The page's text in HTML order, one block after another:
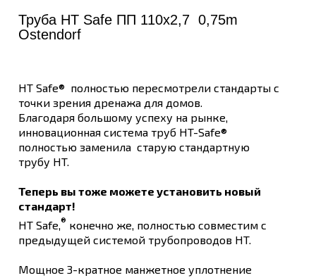
Труба HT Safe ПП 110х2,7 0,75m
Ostendorf
HT Safe® полностью пересмотрели стандарты с
точки зрения дренажа для домов.
Благодаря большому успеху на рынке,
инновационная система труб HT-Safe®
полностью заменила старую стандартную
трубу HT.
Теперь вы тоже можете установить новый
стандарт!
HT Safe, ® конечно же, полностью совместим с
предыдущей системой трубопроводов HT.
Мощное 3-кратное манжетное уплотнение